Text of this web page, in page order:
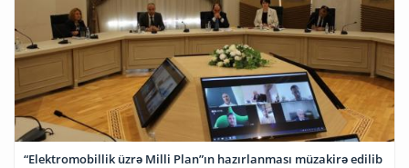
“Elektromobillik üzrə Milli Plan”ın hazırlanması müzakirə edilib